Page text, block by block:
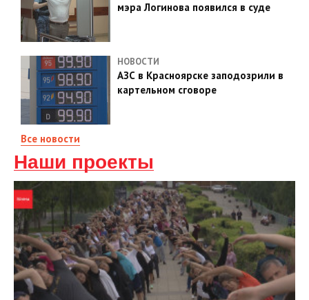
мэра Логинова появился в суде
НОВОСТИ
АЗС в Красноярске заподозрили в
картельном сговоре
Все новости
Наши проекты